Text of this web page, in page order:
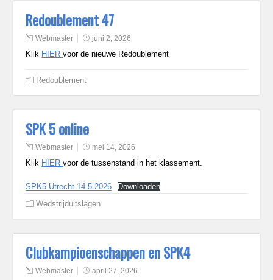
Redoublement 47
Webmaster juni 2, 2026
Klik HIERvoor de nieuwe Redoublement
Redoublement
SPK 5 online
Webmaster mei 14, 2026
Klik HIERvoor de tussenstand in het klassement.
SPK5 Utrecht 14-5-2026
Downloaden
Wedstrijduitslagen
Clubkampioenschappen en SPK4
Webmaster april 27, 2026